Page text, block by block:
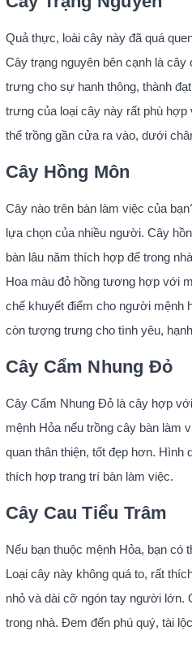
Quả thực, loài cây này đã quá
Cây trạng nguyên bên cạnh là
trưng cho sự hanh thông, thành
trưng của loại cây này rất phù
thể trồng gần cửa ra vào, dưới
Cây Hồng Môn
Cây nào trên bàn làm việc của
lựa chọn của nhiều người. Cây
bàn lâu năm thích hợp để trong
Hoa màu đỏ hồng tương hợp với
chế khuyết điểm cho người mệnh
còn tượng trưng cho tình yêu,
Cây Cẩm Nhung Đỏ
Cây Cẩm Nhung Đỏ là cây hợp
mệnh Hỏa nếu trồng cây bàn làm
quan thân thiện, tốt đẹp hơn. Hình
thích hợp trang trí bàn làm việc.
Cây Cau Tiểu Trâm
Nếu bạn thuộc mệnh Hỏa, bạn có
Loại cây này không quá to, rất
nhỏ và dài cỡ ngón tay người lớn.
trong nhà. Đem đến phú quý, tài